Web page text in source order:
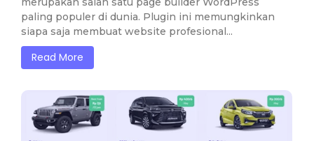
paling populer di dunia. Plugin ini memungkinkan
siapa saja membuat website profesional...
Read More